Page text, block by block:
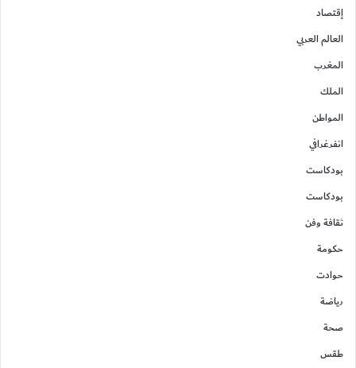
إقتصاد
العالم العربي
المغرب
الملك
المواطن
انفرغرافي
بودكاست
بودكاست
ثقافة وفن
حكومة
حوادت
رياضة
صحة
طقس